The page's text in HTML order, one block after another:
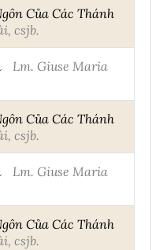
Của Các Thánh
csjb.
Lm. Giuse Maria
Của Các Thánh
csjb.
Lm. Giuse Maria
Của Các Thánh
csjb.